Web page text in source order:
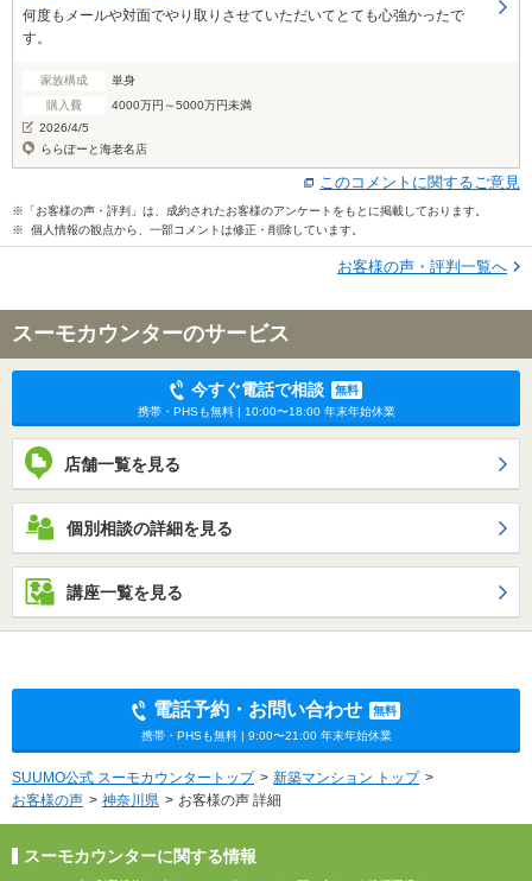
何度もメールや対面でやり取りさせていただいてとても心強かったで
す。
家族構成
単身
購入費
4000万円～5000万円未満
2026/4/5
ららぽーと海老名店
このコメントに関するご意見
※「お客様の声・評判」は、成約されたお客様のアンケートをもとに掲載しております。
※ 個人情報の観点から、一部コメントは修正・削除しています。
お客様の声・評判一覧へ
スーモカウンターのサービス
今すぐ電話で相談
無料
携帯・PHSも無料 | 10:00〜18:00 年末年始休業
店舗一覧を見る
個別相談の詳細を見る
講座一覧を見る
電話予約・お問い合わせ
無料
携帯・PHSも無料 | 9:00〜21:00 年末年始休業
SUUMO公式 スーモカウンタートップ
新築マンション トップ
お客様の声
神奈川県 お客様の声 詳細
スーモカウンターに関する情報